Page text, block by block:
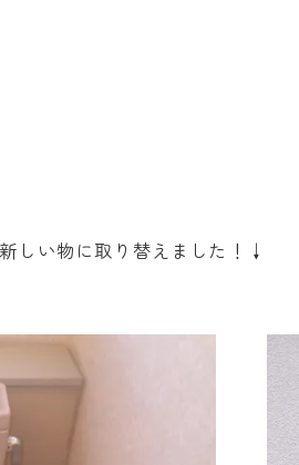
しい物に取り替えました！↓